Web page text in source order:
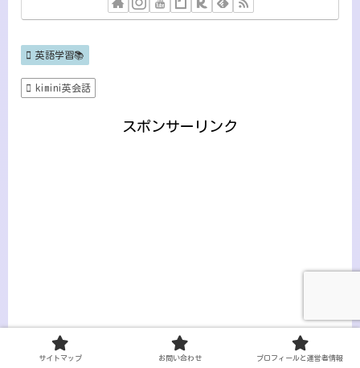
英語学習📚
kimini英会話
スポンサーリンク
サイトマップ お問い合わせ プロフィールと運営者情報